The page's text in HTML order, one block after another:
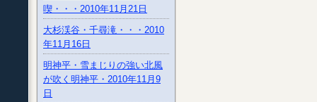
喫・・・2010年11月21日
大杉渓谷・千尋滝・・・2010
年11月16日
明神平・雪まじりの強い北風
が吹く明神平・2010年11月9
日